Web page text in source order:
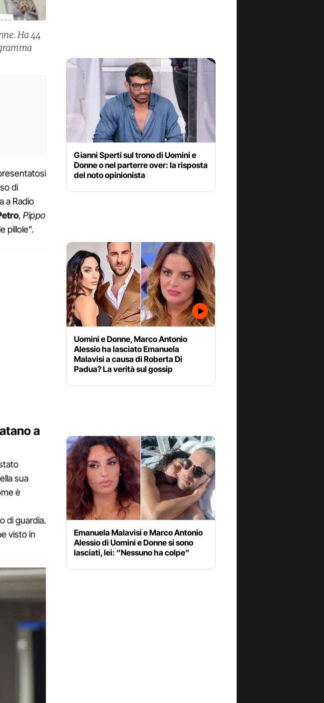
Ha 44
di
a Radio
, Pippo
pillole".
a
sua
è
di guardia.
visto in
Gianni Sperti sul trono di Uomini e
Donne o nel parterre over: la risposta
del noto opinionista
Uomini e Donne, Marco Antonio
Alessio ha lasciato Emanuela
Malavisi a causa di Roberta Di
Padua? La verità sul gossip
Emanuela Malavisi e Marco Antonio
Alessio di Uomini e Donne si sono
lasciati, lei: “Nessuno ha colpe”